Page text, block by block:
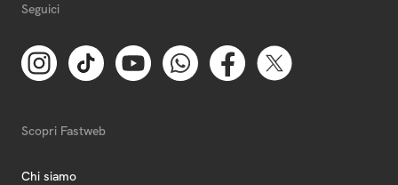
Seguici
Scopri Fastweb
Chi siamo